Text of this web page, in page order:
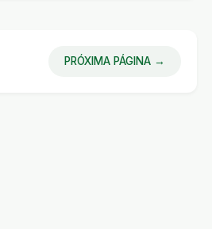
PRÓXIMA PÁGINA →